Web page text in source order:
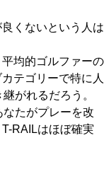
くないという人は
均的ゴルファーの
テゴリーで特に人
がれるだろう。
たがプレーを改
RAILはほぼ確実